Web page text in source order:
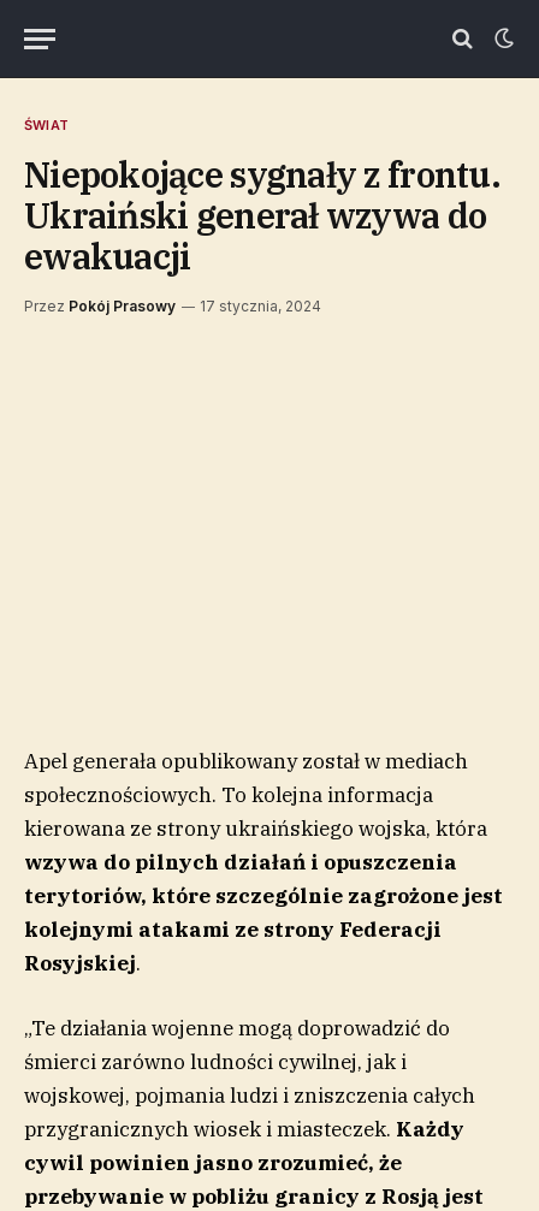
ŚWIAT
Niepokojące sygnały z frontu.
Ukraiński generał wzywa do
ewakuacji
Przez Pokój Prasowy 17 stycznia, 2024
Apel generała opublikowany został w mediach
społecznościowych. To kolejna informacja
kierowana ze strony ukraińskiego wojska, która
wzywa do pilnych działań i opuszczenia
terytoriów, które szczególnie zagrożone jest
kolejnymi atakami ze strony Federacji
Rosyjskiej.
„Te działania wojenne mogą doprowadzić do
śmierci zarówno ludności cywilnej, jak i
wojskowej, pojmania ludzi i zniszczenia całych
przygranicznych wiosek i miasteczek. Każdy
cywil powinien jasno zrozumieć, że
przebywanie w pobliżu granicy z Rosją jest